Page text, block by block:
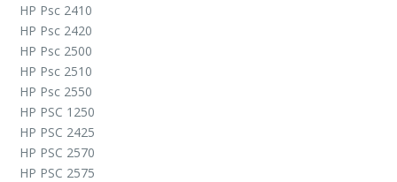
HP Psc 2410
HP Psc 2420
HP Psc 2500
HP Psc 2510
HP Psc 2550
HP PSC 1250
HP PSC 2425
HP PSC 2570
HP PSC 2575